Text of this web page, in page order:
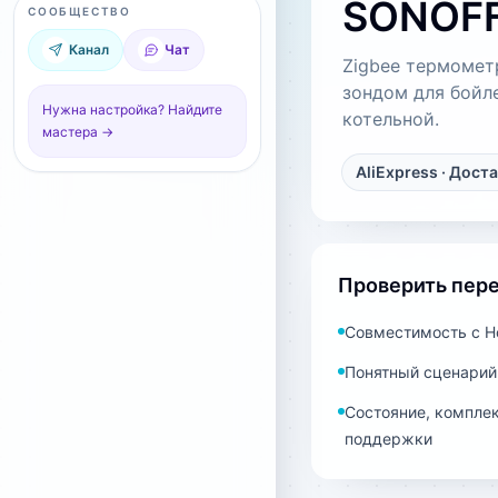
СООБЩЕСТВО
Канал Чат
Нужна настройка? Найдите
мастера →
Zigbee
зондом для
котельной.
AliExpress ·
Проверить
Совместимость с
Понятный
Состояние,
поддержки